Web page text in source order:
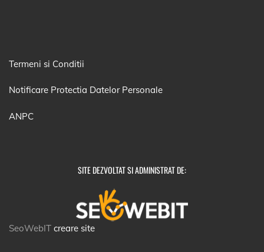
Termeni si Conditii
Notificare Protectia Datelor Personale
ANPC
SITE DEZVOLTAT SI ADMINISTRAT DE:
SeoWebIT creare site